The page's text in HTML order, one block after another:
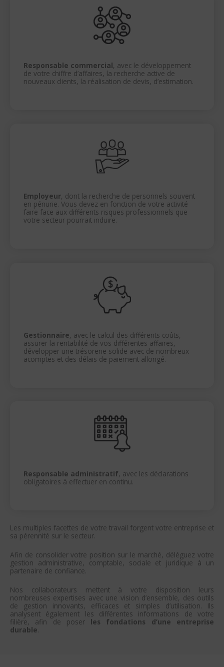
Responsable commercial, avec le développement
de votre chiffre d’affaires, la recherche active de
nouveaux clients, la réalisation de devis, d’estimation.
Employeur, dont la recherche de personnels souvent
en pénurie. Vous devez en fonction de votre activité
faire face aux différents risques professionnels que
votre secteur pourrait induire.
Gestionnaire, avec le calcul des différents coûts,
assurer la rentabilité de vos différentes affaires,
développer une trésorerie solide avec de nombreux
acomptes et des délais de paiement allongé.
Responsable administratif, avec les déclarations
obligatoires à effectuer en continu.
Les multiples facettes de votre travail forgent votre entreprise et
sa pérennité sur le secteur.
Afin de consolider votre position sur le marché, déléguez votre
gestion administrative, comptable, sociale et juridique à un
partenaire de confiance.
Nos collaborateurs mettent à votre disposition leurs
nombreuses expertises avec une vision d’ensemble, des outils
de gestion innovants, efficaces et simples d’utilisation. Ils
analysent également les différentes informations de votre
filière, afin de poser les fondations d’une entreprise
durable.